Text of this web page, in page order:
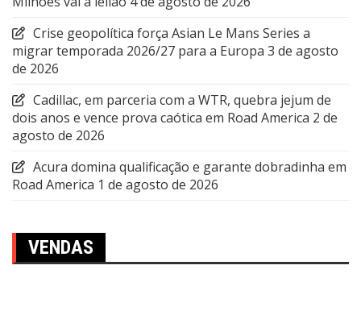
Crise geopolítica força Asian Le Mans Series a
migrar temporada 2026/27 para a Europa 3 de agosto
de 2026
Cadillac, em parceria com a WTR, quebra jejum de
dois anos e vence prova caótica em Road America 2 de
agosto de 2026
Acura domina qualificação e garante dobradinha em
Road America 1 de agosto de 2026
VENDAS